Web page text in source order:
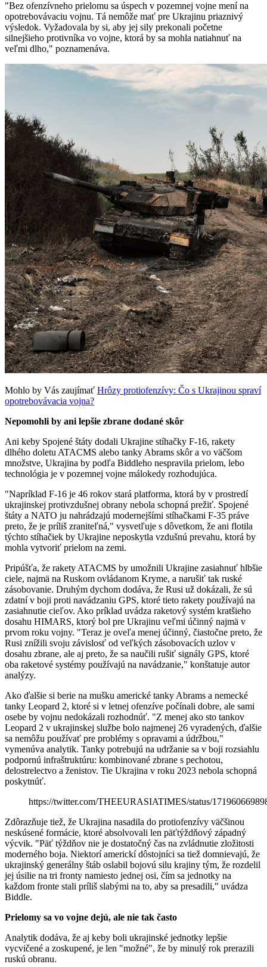
"Bez ofenzívneho prielomu sa úspech v pozemnej vojne mení na
opotrebovávaciu vojnu. Tá nemôže mať pre Ukrajinu priaznivý
výsledok. Vyžadovala by si, aby jej sily prekonali početne
silnejšieho protivníka vo vojne, ktorá by sa mohla natiahnuť na
veľmi dlho," poznamenáva.
Mohlo by Vás zaujímať Hrôzy protiofenzívy: Čo s Ukrajinou spraví
opotrebovávacia vojna?
Nepomohli by ani lepšie zbrane dodané skôr
Ani keby Spojené štáty dodali Ukrajine stíhačky F-16, rakety
dlhého doletu ATACMS alebo tanky Abrams skôr a vo väčšom
množstve, Ukrajina by podľa Biddleho nespravila prielom, lebo
technológia je v pozemnej vojne málokedy rozhodujúca.
"Napríklad F-16 je 46 rokov stará platforma, ktorá by v prostredí
ukrajinskej protivzdušnej obrany nebola schopná prežiť. Spojené
štáty a NATO ju nahrádzajú modernejšími stíhačkami F-35 práve
preto, že je príliš zraniteľná," vysvetľuje s dôvetkom, že ani flotila
týchto stíhačiek by Ukrajine neposkytla vzdušnú prevahu, ktorá by
mohla vytvoriť prielom na zemi.
Pripúšťa, že rakety ATACMS by umožnili Ukrajine zasiahnuť hlbšie
ciele, najmä na Ruskom ovládanom Kryme, a narušiť tak ruské
zásobovanie. Druhým dychom dodáva, že Rusi už dokázali, že sú
zdatní v boji proti navádzaniu GPS, ktoré tieto rakety používajú na
zasiahnutie cieľov. Ako príklad uvádza raketový systém kratšieho
dosahu HIMARS, ktorý bol pre Ukrajinu veľmi účinný najmä v
prvom roku vojny. "Teraz je oveľa menej účinný, čiastočne preto, že
Rusi znížili svoju závislosť od veľkých zásobovacích uzlov v
dosahu zbrane, ale aj preto, že sa naučili rušiť signály GPS, ktoré
oba raketové systémy používajú na navádzanie," konštatuje autor
analýzy.
Ako ďalšie si berie na mušku americké tanky Abrams a nemecké
tanky Leopard 2, ktoré si v letnej ofenzíve počínali dobre, ale sami
osebe by vojnu nedokázali rozhodnúť. "Z menej ako sto tankov
Leopard 2 v ukrajinskej službe bolo najmenej 26 vyradených, ďalšie
sa nemôžu používať pre problémy s opravami a údržbou,"
vymenúva analytik. Tanky potrebujú na udržanie sa v boji rozsiahlu
podpornú infraštruktúru: kombinované zbrane s pechotou,
delostrelectvo a ženistov. Tie Ukrajina v roku 2023 nebola schopná
poskytnúť.
https://twitter.com/THEEURASIATIMES/status/
Zdôrazňuje tiež, že Ukrajina nasadila do protiofenzívy väčšinou
neskúsené formácie, ktoré absolvovali len päťtýždňový západný
výcvik. "Päť týždňov nie je dostatočný čas na zvládnutie zložitosti
moderného boja. Niektorí americkí dôstojníci sa tiež domnievajú, že
ukrajinský generálny štáb oslabil bojovú silu krajiny tým, že rozdelil
jej úsilie na tri fronty namiesto jednej osi, čím sa jednotky na
každom fronte stali príliš slabými na to, aby sa presadili," uvádza
Biddle.
Prielomy sa vo vojne dejú, ale nie tak často
Analytik dodáva, že aj keby boli ukrajinské jednotky lepšie
vycvičené a zoskupené, je len "možné", že by minulý rok prerazili
ruskú obranu.